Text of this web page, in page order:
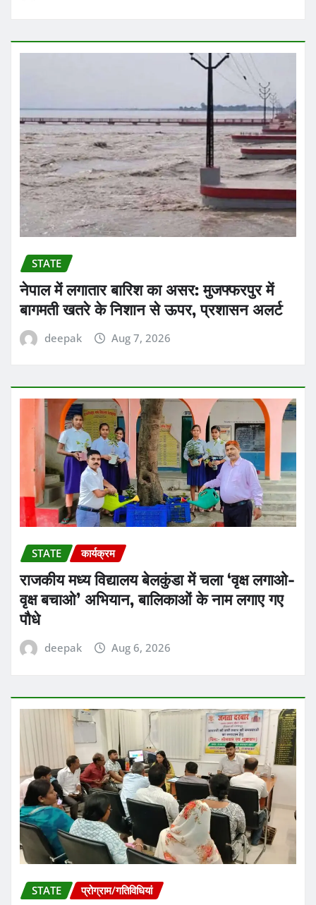
STATE
नेपाल में लगातार बारिश का असर: मुजफ्फरपुर में
बागमती खतरे के निशान से ऊपर, प्रशासन अलर्ट
deepak Aug 7, 2026
STATE कार्यक्रम
राजकीय मध्य विद्यालय बेलकुंडा में चला ‘वृक्ष लगाओ-
वृक्ष बचाओ’ अभियान, बालिकाओं के नाम लगाए गए
पौधे
deepak Aug 6, 2026
STATE प्रोग्राम/गतिविधियां